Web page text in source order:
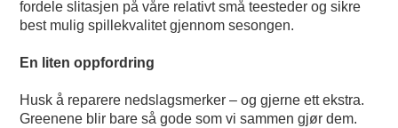
fordele slitasjen på våre relativt små teesteder og sikre
best mulig spillekvalitet gjennom sesongen.
En liten oppfordring
Husk å reparere nedslagsmerker – og gjerne ett ekstra.
Greenene blir bare så gode som vi sammen gjør dem.